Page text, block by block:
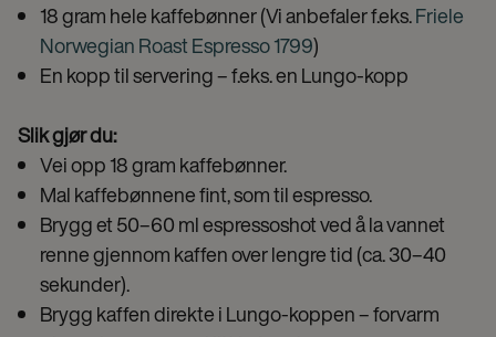
18 gram hele kaffebønner (Vi anbefaler f.eks.Friele
Norwegian Roast Espresso 1799)
En kopp til servering – f.eks. en Lungo-kopp
Slik gjør du:
Vei opp 18 gram kaffebønner.
Mal kaffebønnene fint, som til espresso.
Brygg et 50–60 ml espressoshot ved å la vannet
renne gjennom kaffen over lengre tid (ca. 30–40
sekunder).
Brygg kaffen direkte i Lungo-koppen – forvarm